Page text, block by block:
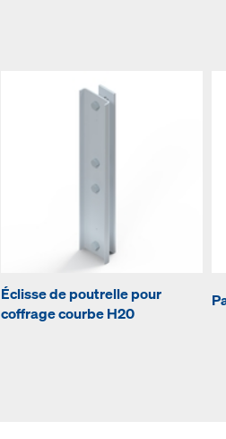
Éclisse de poutrelle pour
coffrage courbe H20